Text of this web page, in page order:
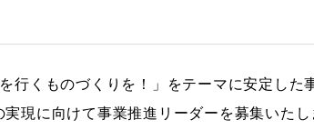
行くものづくりを！」をテーマに安定した
現に向けて事業推進リーダーを募集いた